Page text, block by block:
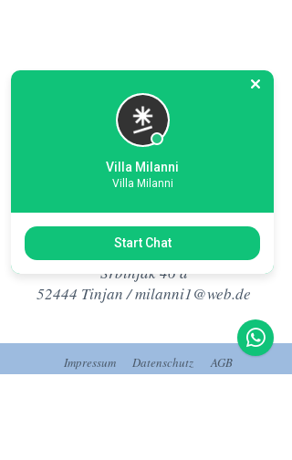
Villa Istrien
Milanni
Srbinjak 46 a
52444 Tinjan /milanni1@web.de
Impressum Datenschutz
AGB
Villa Milanni
Villa Milanni
Start Chat